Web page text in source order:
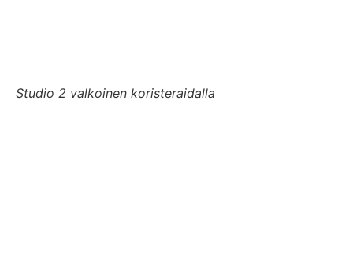
Studio 2 valkoinen koristeraidalla